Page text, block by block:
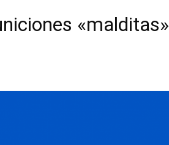
«malditas»